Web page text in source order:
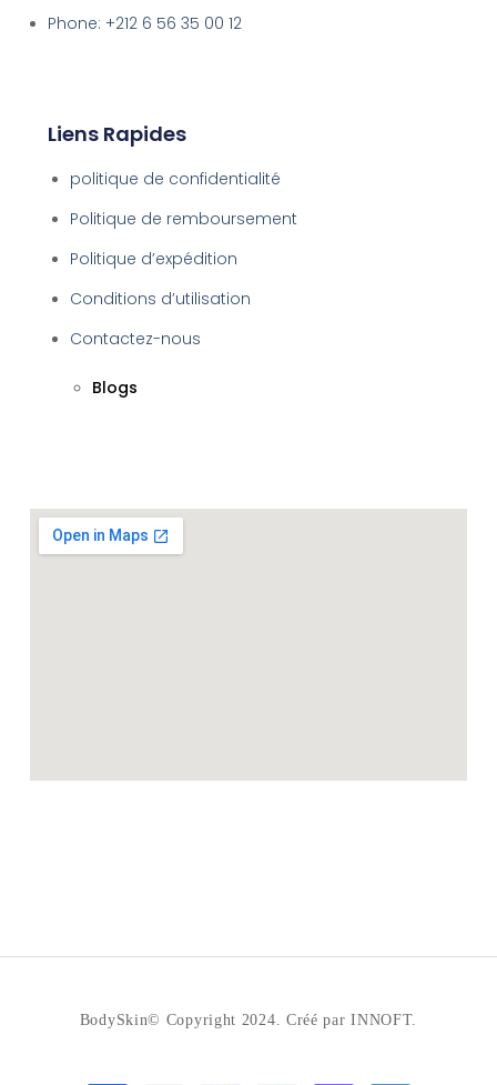
Phone: +212 6 56 35 00 12
Liens Rapides
politique de confidentialité
Politique de remboursement
Politique d’expédition
Conditions d’utilisation
Contactez-nous
Blogs
BodySkin© Copyright 2024. Créé par INNOFT.